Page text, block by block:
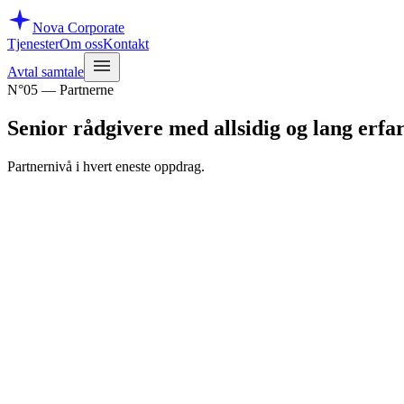
Nova Corporate
TjenesterOm ossKontakt
Avtal samtale
N°05 — Partnerne
Senior rådgivere med allsidig og lang
Partnernivå i hvert eneste oppdrag.